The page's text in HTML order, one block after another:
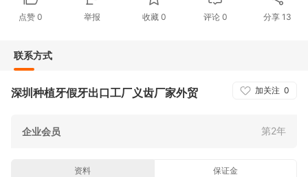
点赞0 举报 收藏 0 评论0 分享 13
联系方式
加关注 0
深圳种植牙假牙出口工厂义齿厂家外贸
企业会员 第2年
资料 保证金